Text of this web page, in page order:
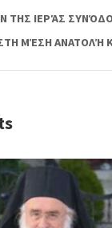
ΤΗΣ ΙΕΡΆΣ
ΜΈΣΗ ΑΝΑΤΟΛΉ